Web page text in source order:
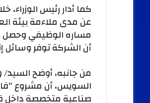
كما أدار رئيس
عن مدى ملاءمة بيئة
مساره الوظيفي وحصل
أن الشركة توفر وسائل
من جانبه، أوضح السيد/
السويس، أن مشروع
صناعية متخصصة داخل